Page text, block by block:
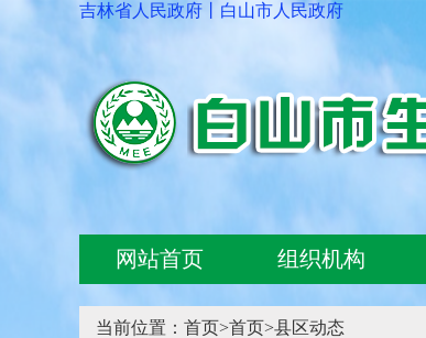
吉林省人民政府 白山市人民政府
网站首页 组织机构
当前位置： 首页>首页>县区动态